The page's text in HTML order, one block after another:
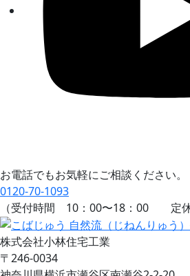
お電話でもお気軽にご相談ください。
0120-70-1093
（受付時間 10：00〜18：00 定休
株式会社小林住宅工業
〒246-0034